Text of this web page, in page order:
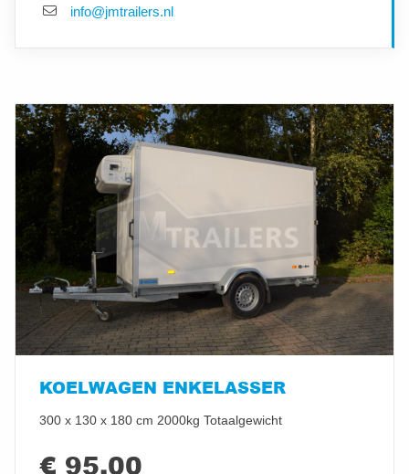
info@jmtrailers.nl
KOELWAGEN ENKELASSER
300 x 130 x 180 cm 2000kg Totaalgewicht
€ 95,00